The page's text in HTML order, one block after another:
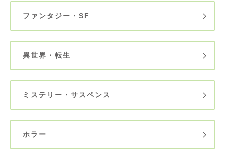
ファンタジー・SF
異世界・転生
ミステリー・サスペンス
ホラー